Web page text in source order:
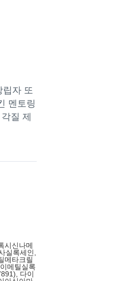
자 또
멘토링
질 제
시신나메
실록세인,
메타크릴
메틸실록
다이